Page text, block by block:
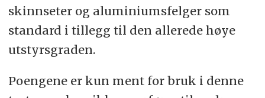
skinnseter og aluminiumsfelger som
standard i tillegg til den allerede høye
utstyrsgraden.
Poengene er kun ment for bruk i denne